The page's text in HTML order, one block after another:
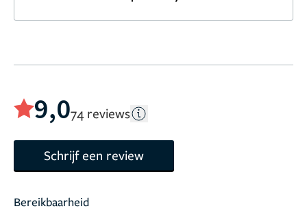
9,074 reviews
Schrijf een review
Bereikbaarheid